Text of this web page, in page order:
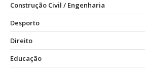
Construção Civil / Engenharia
Desporto
Direito
Educação